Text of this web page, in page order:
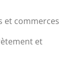
et commerces
et